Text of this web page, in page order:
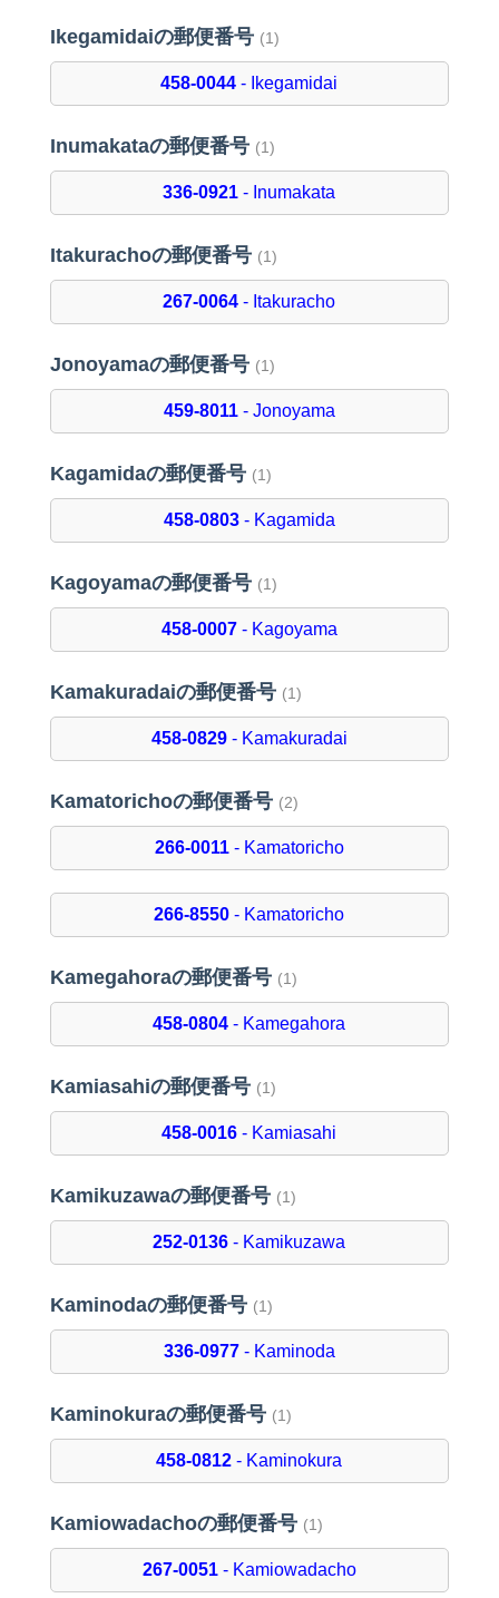
Ikegamidaiの郵便番号 (1)
458-0044 - Ikegamidai
Inumakataの郵便番号 (1)
336-0921 - Inumakata
Itakurachoの郵便番号 (1)
267-0064 - Itakuracho
Jonoyamaの郵便番号 (1)
459-8011- Jonoyama
Kagamidaの郵便番号 (1)
458-0803- Kagamida
Kagoyamaの郵便番号 (1)
458-0007- Kagoyama
Kamakuradaiの郵便番号 (1)
458-0829- Kamakuradai
Kamatorichoの郵便番号 (2)
266-0011- Kamatoricho
266-8550 - Kamatoricho
Kamegahoraの郵便番号 (1)
458-0804 - Kamegahora
Kamiasahiの郵便番号 (1)
458-0016 - Kamiasahi
Kamikuzawaの郵便番号 (1)
252-0136 - Kamikuzawa
Kaminodaの郵便番号 (1)
336-0977- Kaminoda
Kaminokuraの郵便番号 (1)
458-0812 - Kaminokura
Kamiowadachoの郵便番号 (1)
267-0051- Kamiowadacho